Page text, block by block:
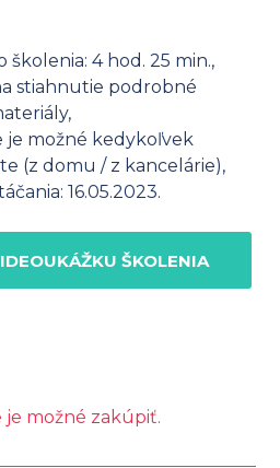
školenia: 4 hod. 25 min.,
stiahnutie podrobné
je možné kedykoľvek
(z domu / z kancelárie),
16.05.2023.
ŠKOLENIA
možné zakúpiť.